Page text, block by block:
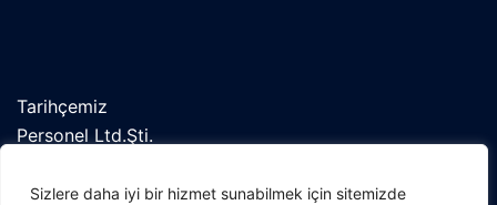
Sizlere daha iyi bir hizmet sunabilmek için sitemizde
Tarihçemiz
Personel Ltd.Şti.
Kent Konseyi